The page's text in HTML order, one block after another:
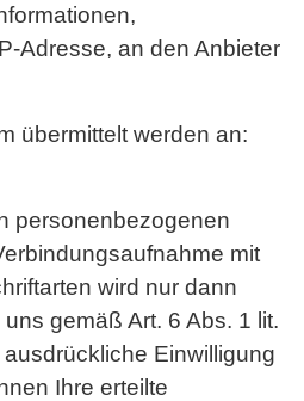
Adresse, an den Anbieter
übermittelt werden an:
personenbezogenen
mit
wird nur dann
gemäß Art. 6 Abs. 1 lit.
Einwilligung
Ihre erteilte